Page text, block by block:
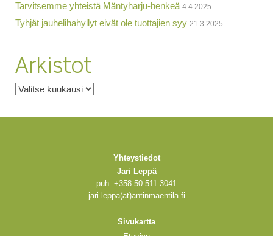
Tarvitsemme yhteistä Mäntyharju-henkeä 4.4.2025
Tyhjät jauhelihahyllyt eivät ole tuottajien syy 21.3.2025
Arkistot
Arkistot
Yhteystiedot
Jari Leppä
puh. +358 50 511 3041
jari.leppa(at)antinmaentila.fi
Sivukartta